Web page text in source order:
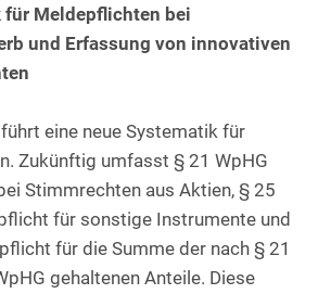
für Meldepflichten bei
und Erfassung von innovativen
eine neue Systematik für
Zukünftig umfasst § 21 WpHG
Stimmrechten aus Aktien, § 25
für sonstige Instrumente und
für die Summe der nach § 21
gehaltenen Anteile. Diese